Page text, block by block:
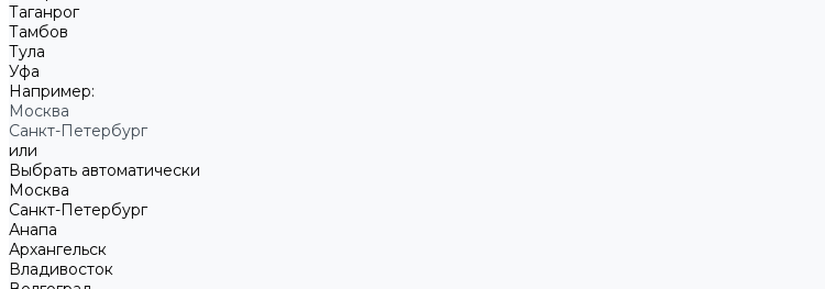
Таганрог
Тамбов
Тула
Уфа
Например:
Москва
Санкт-Петербург
или
Выбрать автоматически
Москва
Санкт-Петербург
Анапа
Архангельск
Владивосток